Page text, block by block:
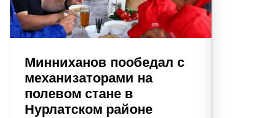
Минниханов пообедал с
механизаторами на
полевом стане в
Нурлатском районе